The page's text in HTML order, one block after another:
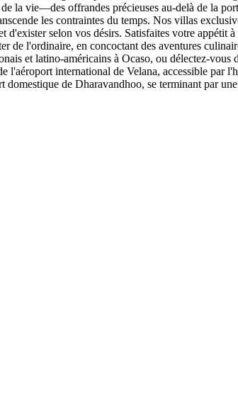
la vie—des offrandes précieuses au-delà de la
les contraintes du temps. Nos villas
selon vos désirs. Satisfaites votre
de l'ordinaire, en concoctant des aventures
et latino-américains à Ocaso, ou délectez-
l'aéroport international de Velana, accessible par
de Dharavandhoo, se terminant par